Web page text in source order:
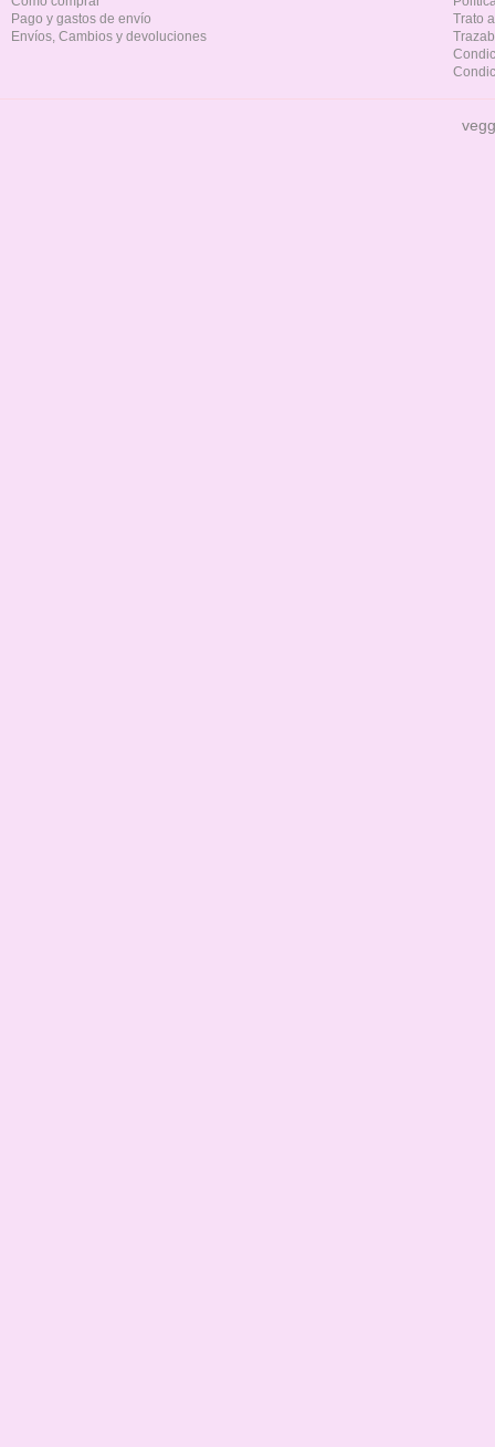
Pago y gastos de envío
Envíos, Cambios y devoluciones
Trato